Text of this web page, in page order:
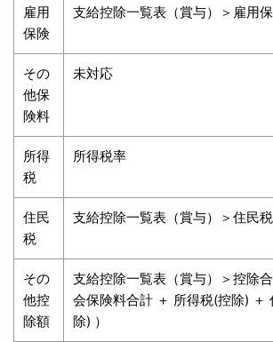
雇用
保険
支給控除一覧表（賞与）＞雇用
その
他保
険料
未対応
所得
税
所得税率
住民
税
支給控除一覧表（賞与）＞住民
その
他控
除額
支給控除一覧表（賞与）＞控除
会保険料合計 ＋ 所得税(控除) ＋
除) ）